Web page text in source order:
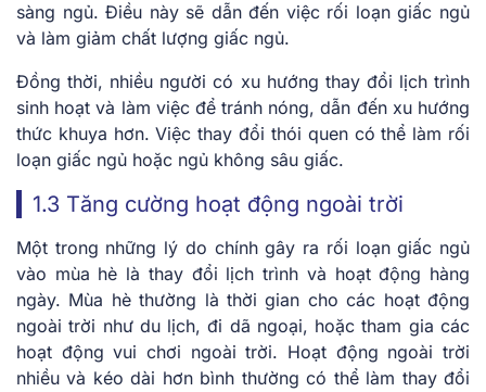
sàng ngủ. Điều này sẽ dẫn đến việc rối loạn giấc ngủ
và làm giảm chất lượng giấc ngủ.
Đồng thời, nhiều người có xu hướng thay đổi lịch trình
sinh hoạt và làm việc để tránh nóng, dẫn đến xu hướng
thức khuya hơn. Việc thay đổi thói quen có thể làm rối
loạn giấc ngủ hoặc ngủ không sâu giấc.
1.3 Tăng cường hoạt động ngoài trời
Một trong những lý do chính gây ra rối loạn giấc ngủ
vào mùa hè là thay đổi lịch trình và hoạt động hàng
ngày. Mùa hè thường là thời gian cho các hoạt động
ngoài trời như du lịch, đi dã ngoại, hoặc tham gia các
hoạt động vui chơi ngoài trời. Hoạt động ngoài trời
nhiều và kéo dài hơn bình thường có thể làm thay đổi